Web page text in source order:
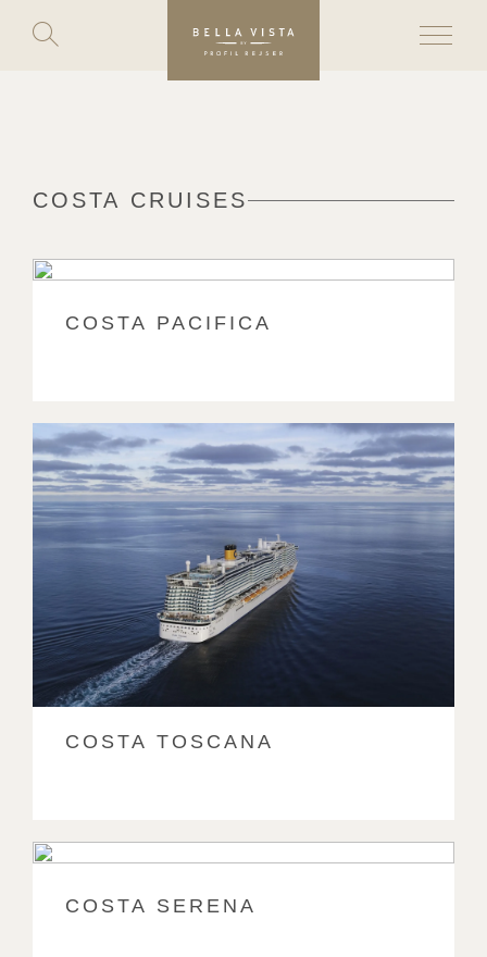
Skip
search
COSTA CRUISES
COSTA PACIFICA
COSTA TOSCANA
COSTA SERENA